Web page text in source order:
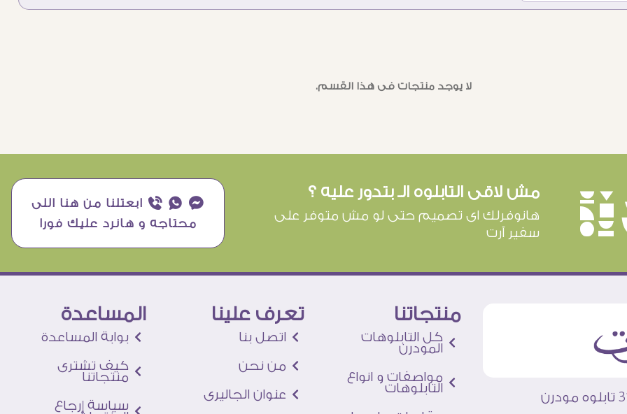
لا يوجد منتجات فى هذا القسم.
مش لاقى التابلوه الـ بتدور عليه ؟
هانوفرلك اى تصميم حتى لو مش متوفر على
سفير آرت
¥ ₧ ƒ ابعتلنا من هنا اللى
محتاجه و هانرد عليك فورا
منتجاتنا
كل التابلوهات
المودرن
مواصفات و انواع
التابلوهات
تعرف علينا
اتصل بنا
من نحن
عنوان الجاليرى
المساعدة
بوابة المساعدة
كيف تشترى
منتجاتنا
سياسة إرجاع